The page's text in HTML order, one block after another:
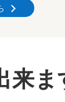
ま